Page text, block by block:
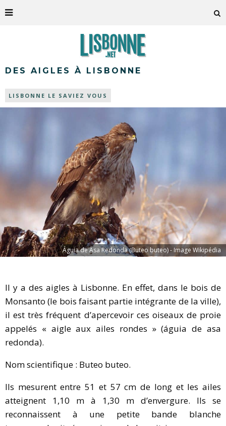
DES AIGLES À LISBONNE
LISBONNE LE SAVIEZ VOUS
Águia de Asa Redonda (Buteo buteo) - Image Wikipédia
Il y a des aigles à Lisbonne. En effet, dans le bois de
Monsanto (le bois faisant partie intégrante de la ville),
il est très fréquent d’apercevoir ces oiseaux de proie
appelés « aigle aux ailes rondes » (águia de asa
redonda).
Nom scientifique : Buteo buteo.
Ils mesurent entre 51 et 57 cm de long et les ailes
atteignent 1,10 m à 1,30 m d’envergure. Ils se
reconnaissent à une petite bande blanche